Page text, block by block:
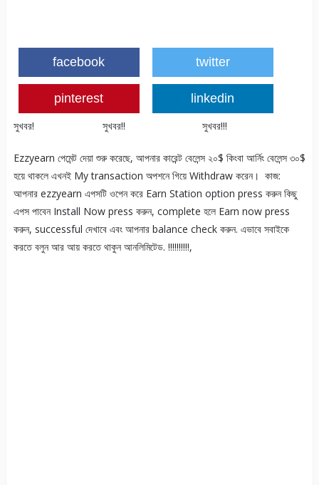
facebook twitter
pinterest linkedin
সুখবর! সুখবর!! সুখবর!!!
Ezzyearn পেমেন্ট দেয়া শুরু করেছে, আপনার কারেন্ট বেলেন্স ২০$ কিংবা আর্নিং বেলেন্স ৩০$
হয়ে থাকলে এখনই My transaction অপশনে গিয়ে Withdraw করেন। ‍ কাজ:
আপনার ezzyearn এপসটি ওপেন করে Earn Station option press করুন কিছু
এপস পাবেন Install Now press করুন, complete হলে Earn now press
করুন, successful দেখাবে এবং আপনার balance check করুন. এভাবে সবাইকে
করতে বলুন আর আয় করতে থাকুন আনলিমিটেড. !!!!!!!!!!,